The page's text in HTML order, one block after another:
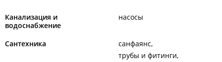
Канализация и
водоснабжение
насосы
Сантехника
санфаянс
трубы и фитинги